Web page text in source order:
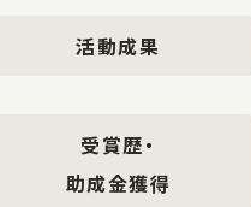
活動成果
受賞歴・
助成金獲得